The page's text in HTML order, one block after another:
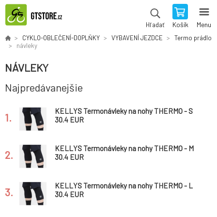
Hľadať Košík Menu
CYKLO-OBLEČENÍ-DOPLŇKY VYBAVENÍ JEZDCE
Termo prádlo
návleky
NÁVLEKY
Najpredávanejšie
1.
KELLYS Termonávleky na nohy THERMO - S
30.4 EUR
2.
KELLYS Termonávleky na nohy THERMO - M
30.4 EUR
3.
KELLYS Termonávleky na nohy THERMO - L
30.4 EUR